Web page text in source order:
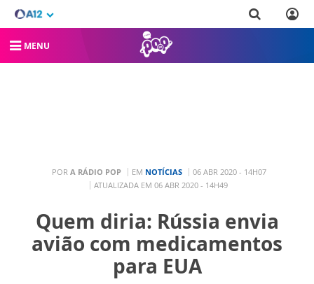
MENU
POR A RÁDIO POP EM NOTÍCIAS
06 ABR 2020 - 14H07
ATUALIZADA EM 06 ABR 2020 - 14H49
Quem diria: Rússia envia
avião com medicamentos
para EUA